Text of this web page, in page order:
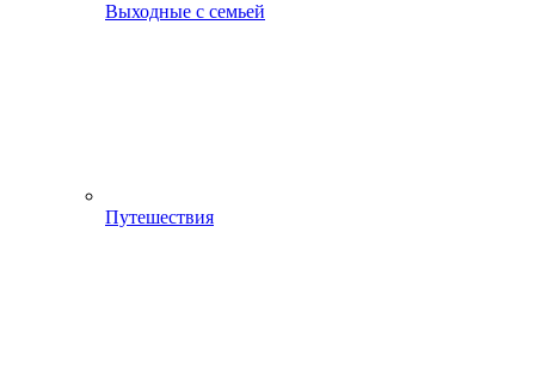
Выходные с семьей
Путешествия